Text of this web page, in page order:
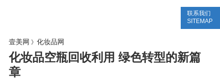
联系我们
SITEMAP
壹美网 》 化妆品网
化妆品空瓶回收利用 绿色转型的新篇
章